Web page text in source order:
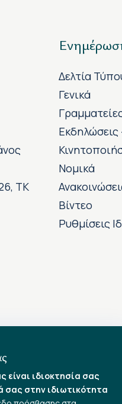
ΤΚ
Δελτία
Γενικά
Εκδηλώσεις
Νομικά
Βίντεο
Ρυθμίσεις
είναι ιδιοκτησία σας
σας στην ιδιωτικότητα